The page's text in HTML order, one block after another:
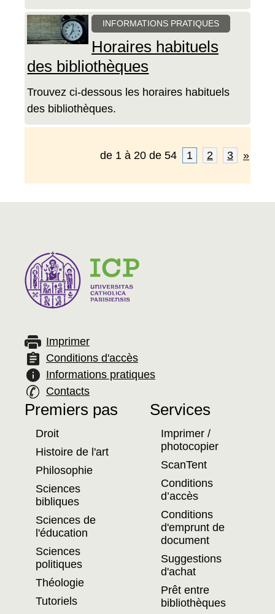
INFORMATIONS PRATIQUES
Horaires habituels
des bibliothèques
Trouvez ci-dessous les horaires habituels
des bibliothèques.
de 1 à 20 de 54 1 2 3 »
Imprimer
Conditions d'accès
Informations pratiques
Contacts
Plan
du
site
Premiers pas
Droit
Histoire de l'art
Philosophie
Sciences
bibliques
Sciences de
l'éducation
Sciences
politiques
Théologie
Tutoriels
Services
Imprimer /
photocopier
ScanTent
Conditions
d’accès
Conditions
d'emprunt de
document
Suggestions
d'achat
Prêt entre
bibliothèques